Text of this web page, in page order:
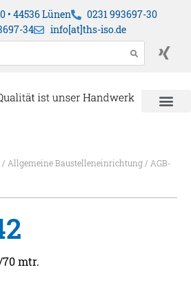
• 44536 Lünen
0231 993697-30
34
info[at]ths-iso.de
/ Allgemeine Baustelleneinrichtung/ AGB-
mtr.